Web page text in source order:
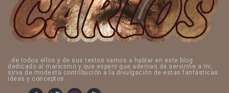
..de todos ellos y de sus textos vamos a hablar en este blog
dedicado al marxismo y que espero que ademas de servirme a mi,
sirva de modesta contribución a la divulgación de estas fantásticas
ideas y conceptos.